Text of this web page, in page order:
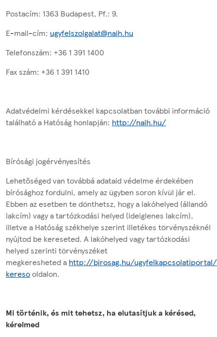
Postacím: 1363 Budapest, Pf.: 9.
E-mail-cím: ugyfelszolgalat@naih.hu
Telefonszám: +36 1 391 1400
Fax szám: +36 1 391 1410
Adatvédelmi kérdésekkel kapcsolatban további információ
található a Hatóság honlapján: http://naih.hu/
Bírósági jogérvényesítés
Lehetőséged van továbbá adataid védelme érdekében
bírósághoz fordulni, amely az ügyben soron kívül jár el.
Ebben az esetben te dönthetsz, hogy a lakóhelyed (állandó
lakcím) vagy a tartózkodási helyed (ideiglenes lakcím),
illetve a Hatóság székhelye szerint illetékes törvényszéknél
nyújtod be kereseted. A lakóhelyed vagy tartózkodási
helyed szerinti törvényszéket
megkeresheted a http://birosag.hu/
keresooldalon.
Mi történik, és mit tehetsz, ha elutasítjuk a kérésed,
kérelmed